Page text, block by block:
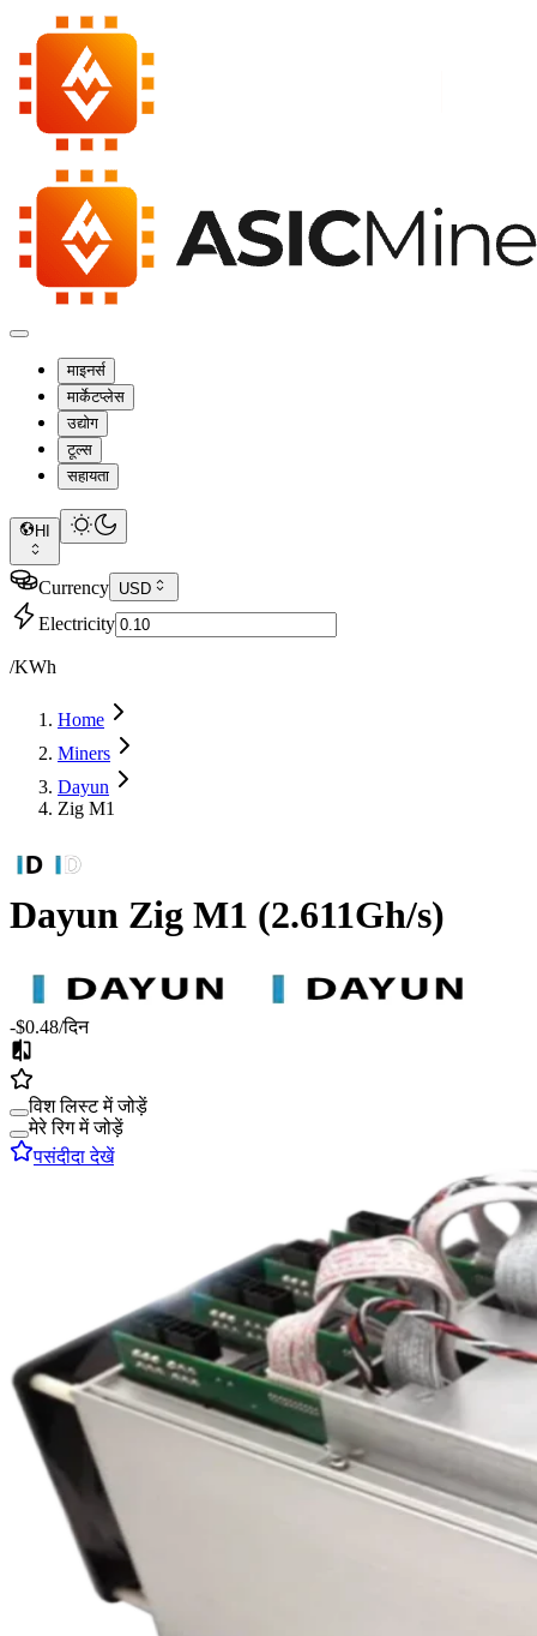
माइनर्स
मार्केटप्लेस
उद्योग
टूल्स
सहायता
HI
Currency USD
Electricity
/KWh
Home
Miners
Dayun
Zig M1
Dayun Zig M1 (2.611Gh/s)
-$0.48/दिन
विश लिस्ट में जोड़ें
मेरे रिग में जोड़ें
पसंदीदा देखें